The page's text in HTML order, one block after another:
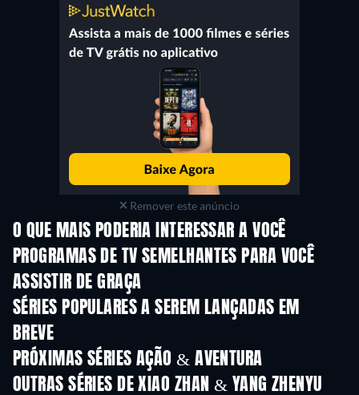
Remover este anúncio
O QUE MAIS PODERIA INTERESSAR A VOCÊ
Série Série
PROGRAMAS DE TV SEMELHANTES PARA VOCÊ
ASSISTIR DE GRAÇA
Série
SÉRIES POPULARES A SEREM LANÇADAS EM
BREVE
PRÓXIMAS SÉRIES AÇÃO & AVENTURA
Temporada 2 Temporada 2
OUTRAS SÉRIES DE XIAO ZHAN & YANG ZHENYU
Série Série